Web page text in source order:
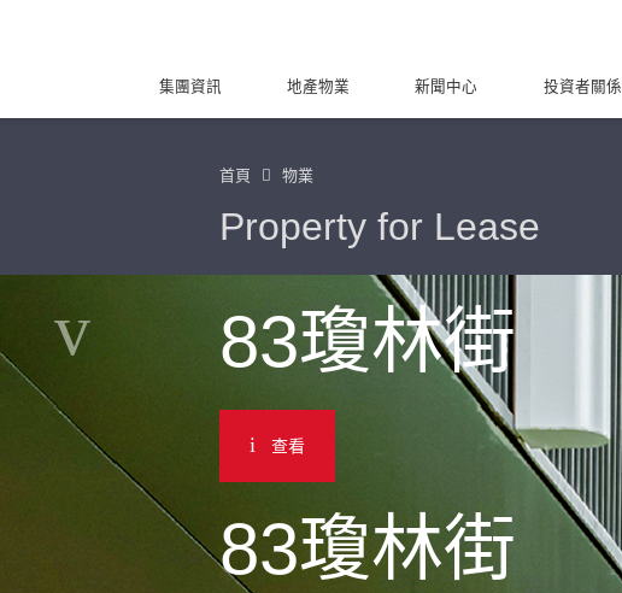
集團資訊 地產物業 新聞中心 投資者關係
首頁 物業
Property for Lease
83瓊林街
查看
83瓊林街